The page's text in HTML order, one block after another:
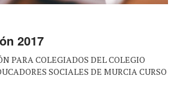
2017
PARA COLEGIADOS DEL COLEGIO
SOCIALES DE MURCIA CURSO